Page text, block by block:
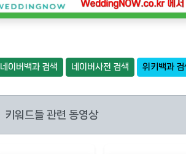
네이버백과 검색 네이버사전 검색 위키백과 검
키워드들 관련 동영상